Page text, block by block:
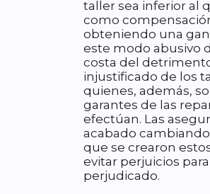
taller sea inferior al
como
obteniendo una
este modo abusivo
costa del
injustificado de los
quienes, además,
garantes de las
efectúan. Las
acabado cambiando
que se crearon
evitar perjuicios para
perjudicado.